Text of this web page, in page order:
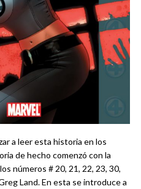
a leer esta historia en los
de hecho comenzó con la
números # 20, 21, 22, 23, 30,
Land. En esta se introduce a